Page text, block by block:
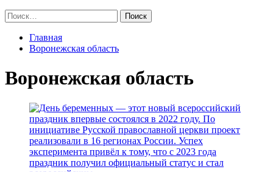
Найти:
Главная
Воронежская область
Воронежская область